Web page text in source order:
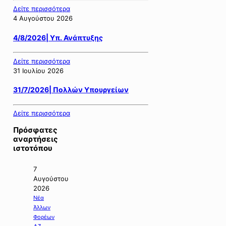
Δείτε περισσότερα
4 Αυγούστου 2026
4/8/2026| Υπ. Ανάπτυξης
Δείτε περισσότερα
31 Ιουλίου 2026
31/7/2026| Πολλών Υπουργείων
Δείτε περισσότερα
Πρόσφατες
αναρτήσεις
ιστοτόπου
7
Αυγούστου
2026
Νέα
Άλλων
Φορέων